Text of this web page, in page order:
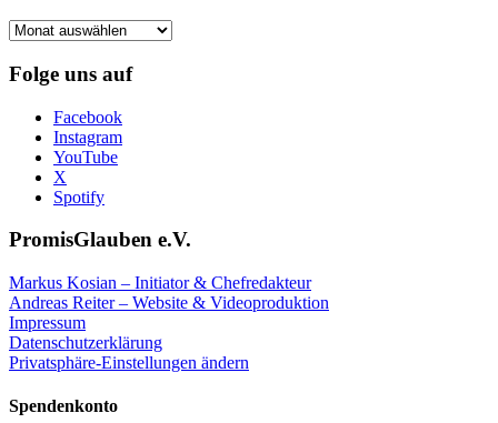
Frühere
Folge uns auf
Facebook
Instagram
YouTube
X
Spotify
PromisGlauben e.V.
Markus Kosian – Initiator & Chefredakteur
Andreas Reiter – Website & Videoproduktion
Impressum
Datenschutzerklärung
Privatsphäre-Einstellungen ändern
Spendenkonto